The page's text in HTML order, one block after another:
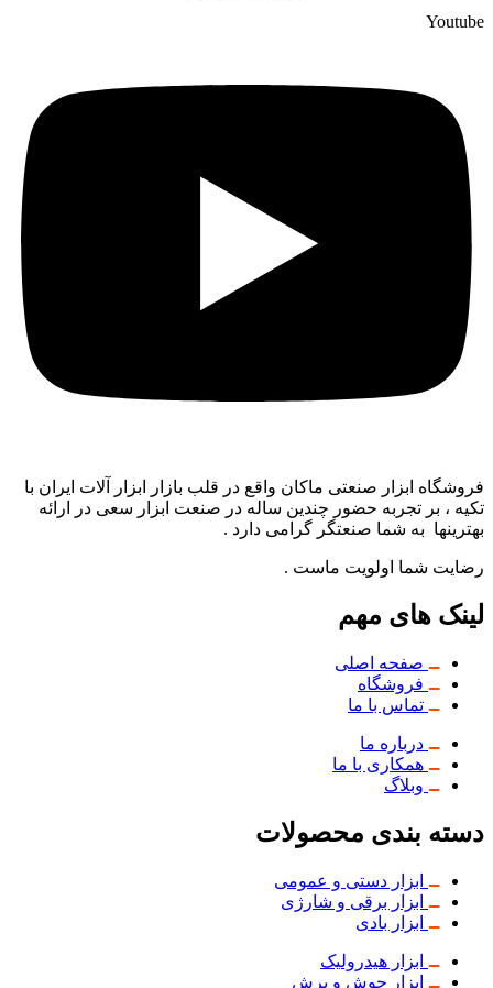
Youtube
فروشگاه ابزار صنعتی ماکان واقع در قلب بازار ابزار آلات ایران با
تکیه ، بر تجربه حضور چندین ساله در صنعت ابزار سعی در ارائه
بهترینها به شما صنعتگر گرامی دارد .
رضایت شما اولویت ماست .
لینک های مهم
صفحه اصلی
فروشگاه
تماس با ما
درباره ما
همکاری با ما
وبلاگ
دسته بندی محصولات
ابزار دستی و عمومی
ابزار برقی و شارژی
ابزار بادی
ابزار هیدرولیک
ابزار جوش و برش